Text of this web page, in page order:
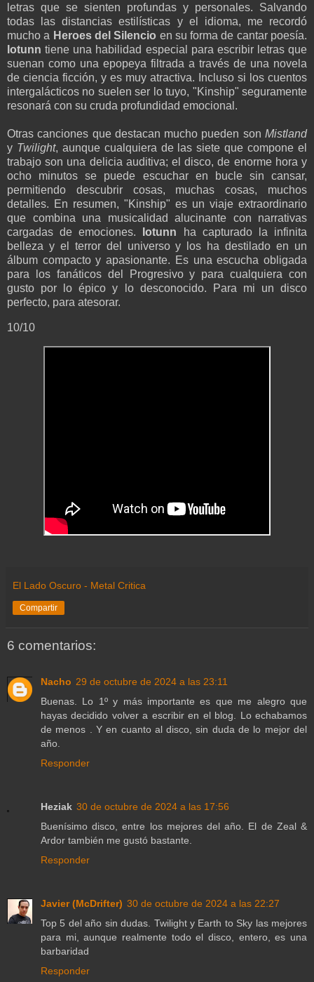
letras que se sienten profundas y personales. Salvando
todas las distancias estilísticas y el idioma, me recordó
mucho a Heroes del Silencio en su forma de cantar poesía.
Iotunn tiene una habilidad especial para escribir letras que
suenan como una epopeya filtrada a través de una novela
de ciencia ficción, y es muy atractiva. Incluso si los cuentos
intergalácticos no suelen ser lo tuyo, "Kinship" seguramente
resonará con su cruda profundidad emocional.
Otras canciones que destacan mucho pueden son Mistland
y Twilight, aunque cualquiera de las siete que compone el
trabajo son una delicia auditiva; el disco, de enorme hora y
ocho minutos se puede escuchar en bucle sin cansar,
permitiendo descubrir cosas, muchas cosas, muchos
detalles. En resumen, "Kinship" es un viaje extraordinario
que combina una musicalidad alucinante con narrativas
cargadas de emociones.
Iotunn ha capturado la infinita
belleza y el terror del universo y los ha destilado en un
álbum compacto y apasionante. Es una escucha obligada
para los fanáticos del Progresivo y para cualquiera con
gusto por lo épico y lo desconocido. Para mi un disco
perfecto, para atesorar.
10/10
El Lado Oscuro - Metal Critica
Compartir
6 comentarios:
Nacho 29 de octubre de 2024 a las 23:11
Buenas. Lo 1º y más importante es que me alegro que
hayas decidido volver a escribir en el blog. Lo echabamos
de menos . Y en cuanto al disco, sin duda de lo mejor del
año.
Responder
Heziak 30 de octubre de 2024 a las 17:56
Buenísimo disco, entre los mejores del año. El de Zeal &
Ardor también me gustó bastante.
Responder
Javier (McDrifter) 30 de octubre de 2024 a las 22:27
Top 5 del año sin dudas. Twilight y Earth to Sky las mejores
para mi, aunque realmente todo el disco, entero, es una
barbaridad
Responder